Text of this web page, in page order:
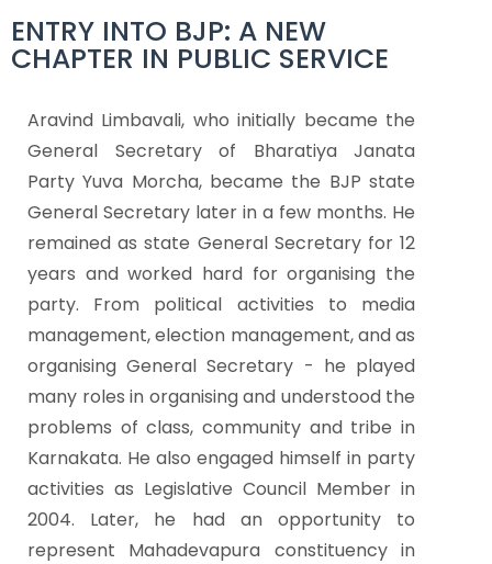
ENTRY INTO BJP: A NEW
CHAPTER IN PUBLIC SERVICE
Aravind Limbavali, who initially became the
General Secretary of Bharatiya Janata
Party Yuva Morcha, became the BJP state
General Secretary later in a few months. He
remained as state General Secretary for 12
years and worked hard for organising the
party. From political activities to media
management, election management, and as
organising General Secretary - he played
many roles in organising and understood the
problems of class, community and tribe in
Karnakata. He also engaged himself in party
activities as Legislative Council Member in
2004. Later, he had an opportunity to
represent Mahadevapura constituency in